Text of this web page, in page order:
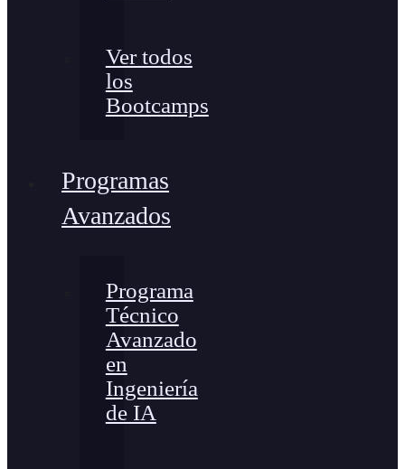
Ver todos
los
Bootcamps
Programas
Avanzados
Programa
Técnico
Avanzado
en
Ingeniería
de IA